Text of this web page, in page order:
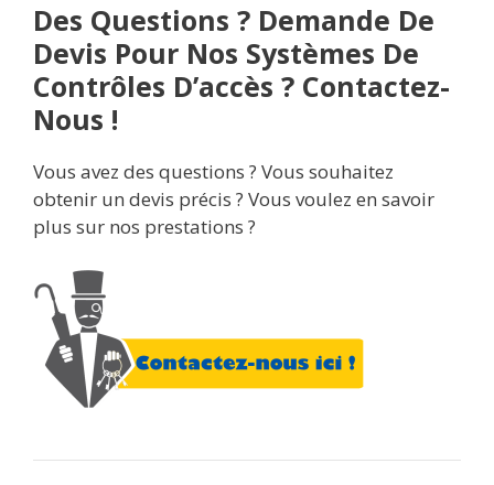
Des Questions ? Demande De
Devis Pour Nos Systèmes De
Contrôles D’accès ? Contactez-
Nous !
Vous avez des questions ? Vous souhaitez
obtenir un devis précis ? Vous voulez en savoir
plus sur nos prestations ?